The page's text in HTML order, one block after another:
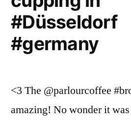
#Düsseldorf
#germany
<3 The @parlourcoffee
amazing! No wonder it